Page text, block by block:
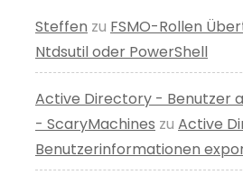
Steffen zu FSMO-Rollen
Ntdsutil oder PowerShell
Active Directory - Benutzer
- ScaryMachines zu Active
Benutzerinformationen